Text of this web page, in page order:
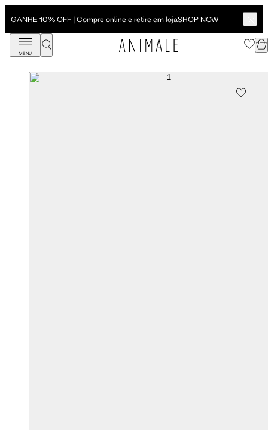
GANHE 10% OFF | Compre online e retire em lojaSHOP NOW
MENU